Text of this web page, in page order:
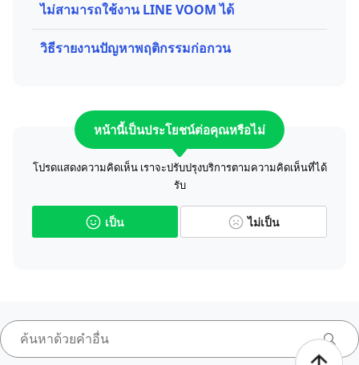
ไม่สามารถใช้งาน LINE VOOM ได้
วิธีรายงานปัญหาพฤติกรรมก่อกวน
หน้านี้เป็นประโยชน์ต่อคุณหรือไม่
โปรดแสดงความคิดเห็น เราจะปรับปรุงบริการตามความคิดเห็นที่ได้
รับ
เป็น ไม่เป็น